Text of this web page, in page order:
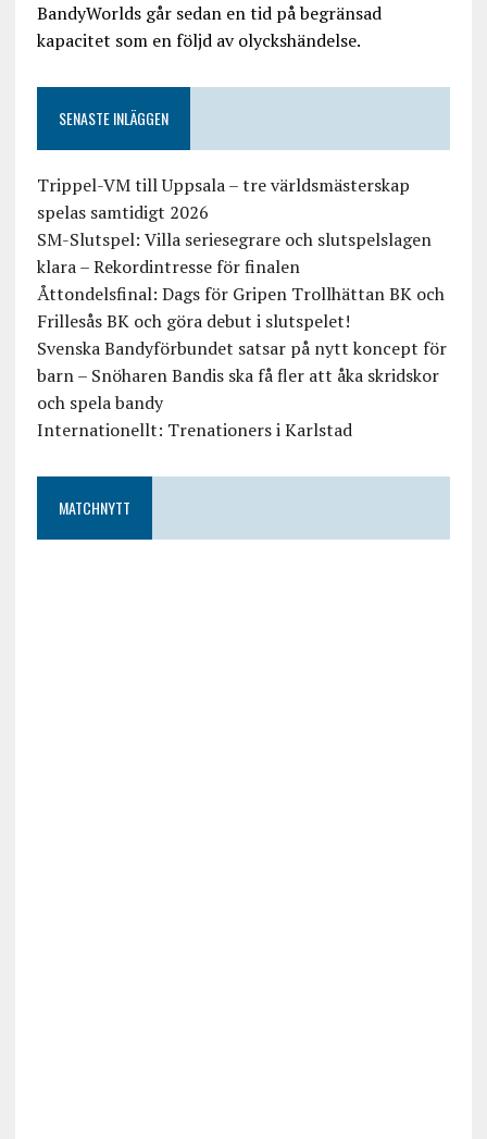
BandyWorlds går sedan en tid på begränsad
kapacitet som en följd av olyckshändelse.
SENASTE INLÄGGEN
Trippel-VM till Uppsala – tre världsmästerskap
spelas samtidigt 2026
SM-Slutspel: Villa seriesegrare och slutspelslagen
klara – Rekordintresse för finalen
Åttondelsfinal: Dags för Gripen Trollhättan BK och
Frillesås BK och göra debut i slutspelet!
Svenska Bandyförbundet satsar på nytt koncept för
barn – Snöharen Bandis ska få fler att åka skridskor
och spela bandy
Internationellt: Trenationers i Karlstad
MATCHNYTT